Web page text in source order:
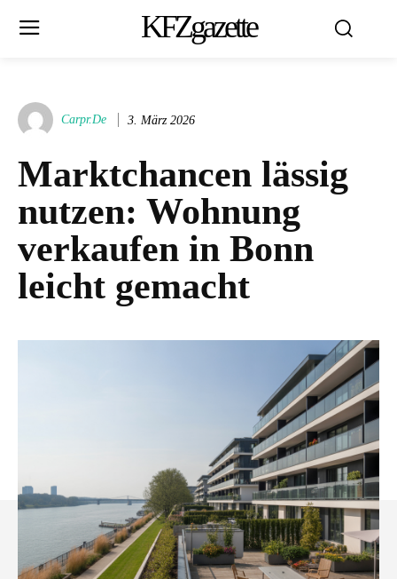
KFZgazette
Carpr.de 3. März 2026
Marktchancen lässig
nutzen: Wohnung
verkaufen in Bonn
leicht gemacht